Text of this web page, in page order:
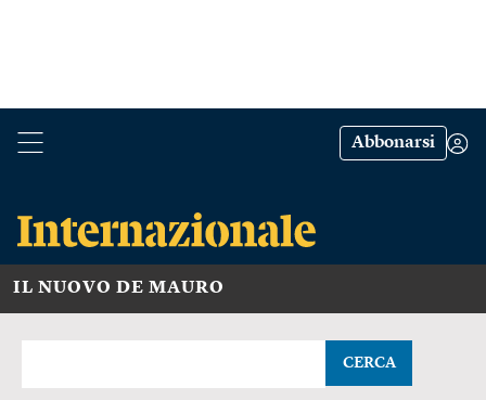
Abbonarsi
IL NUOVO DE MAURO
CERCA